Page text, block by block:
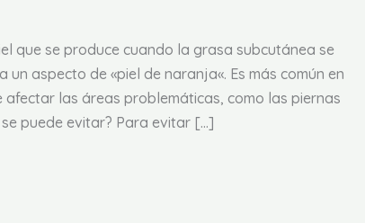
que se produce cuando la grasa subcutánea se
un aspecto de «piel de naranja«. Es más común en
afectar las áreas problemáticas, como las piernas
puede evitar? Para evitar […]